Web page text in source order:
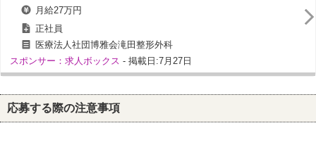
月給27万円
正社員
医療法人社団博雅会滝田整形外科
スポンサー：求人ボックス - 掲載日:7月27日
応募する際の注意事項